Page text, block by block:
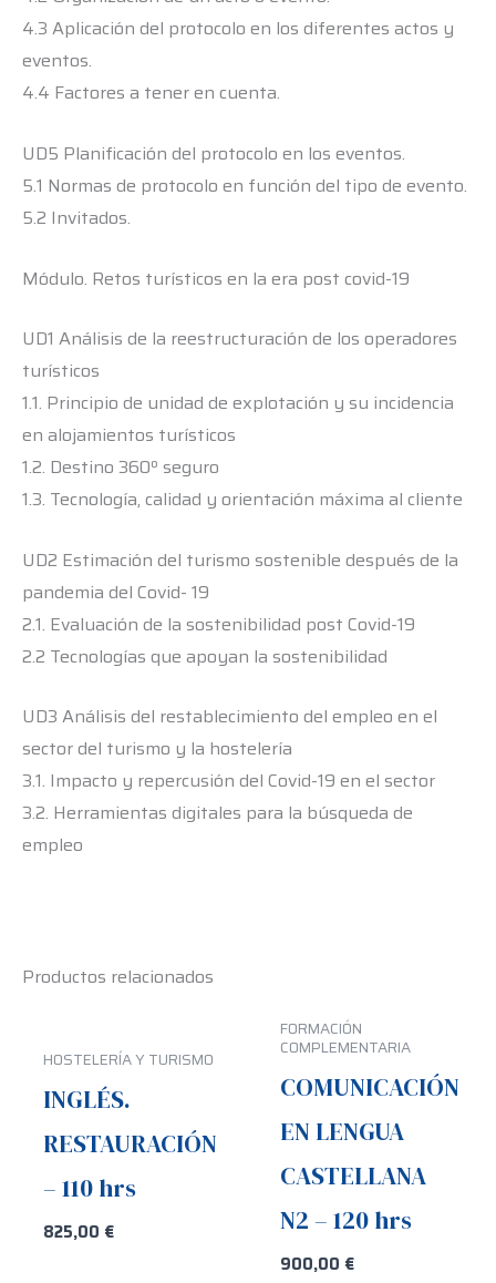
4.3 Aplicación del protocolo en los diferentes actos y
eventos.
4.4 Factores a tener en cuenta.
UD5 Planificación del protocolo en los eventos.
5.1 Normas de protocolo en función del tipo de evento.
5.2 Invitados.
Módulo. Retos turísticos en la era post covid-19
UD1 Análisis de la reestructuración de los operadores
turísticos
1.1. Principio de unidad de explotación y su incidencia
en alojamientos turísticos
1.2. Destino 360º seguro
1.3. Tecnología, calidad y orientación máxima al cliente
UD2 Estimación del turismo sostenible después de la
pandemia del Covid- 19
2.1. Evaluación de la sostenibilidad post Covid-19
2.2 Tecnologías que apoyan la sostenibilidad
UD3 Análisis del restablecimiento del empleo en el
sector del turismo y la hostelería
3.1. Impacto y repercusión del Covid-19 en el sector
3.2. Herramientas digitales para la búsqueda de
empleo
Productos relacionados
HOSTELERÍA Y TURISMO
INGLÉS.
RESTAURACIÓN
– 110 hrs
825,00 €
FORMACIÓN
COMPLEMENTARIA
COMUNICACIÓN
EN LENGUA
CASTELLANA
N2 – 120 hrs
900,00 €